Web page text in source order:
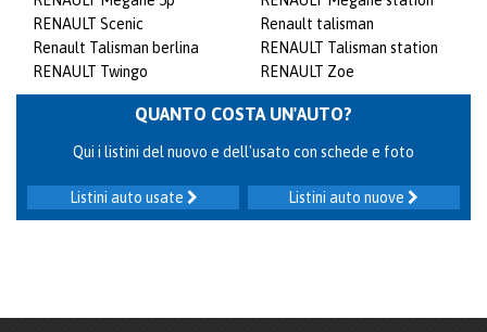
RENAULT Scenic
Renault talisman
Renault Talisman berlina
RENAULT Talisman station
RENAULT Twingo
RENAULT Zoe
QUANTO COSTA UN'AUTO?
Qui i listini del nuovo e dell'usato con schede e foto
Listini auto nuove
Listini auto usate